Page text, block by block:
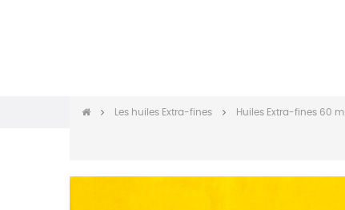
Les huiles Extra-fines Huiles Extra-fines 60 ml